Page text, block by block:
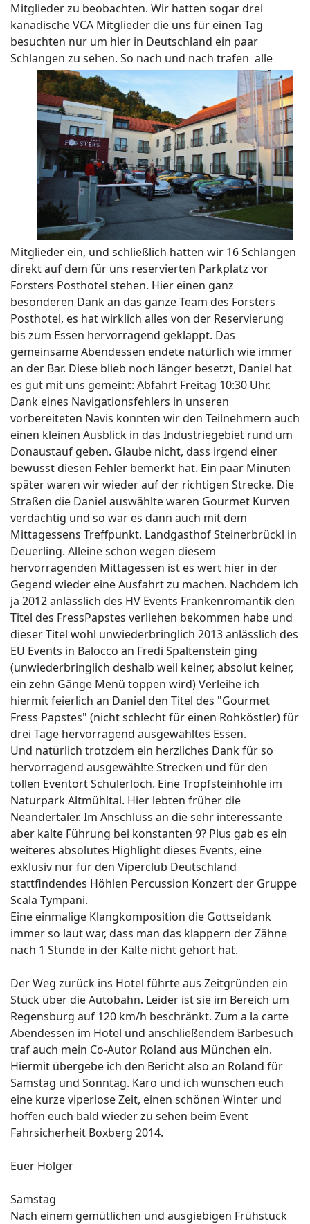
Mitglieder zu beobachten. Wir hatten sogar drei
kanadische VCA Mitglieder die uns für einen Tag
besuchten nur um hier in Deutschland ein paar
Schlangen zu sehen. So nach und nach trafen alle
Mitglieder ein, und schließlich hatten wir 16 Schlangen
direkt auf dem für uns reservierten Parkplatz vor
Forsters Posthotel stehen. Hier einen ganz
besonderen Dank an das ganze Team des Forsters
Posthotel, es hat wirklich alles von der Reservierung
bis zum Essen hervorragend geklappt. Das
gemeinsame Abendessen endete natürlich wie immer
an der Bar. Diese blieb noch länger besetzt, Daniel hat
es gut mit uns gemeint: Abfahrt Freitag 10:30 Uhr.
Dank eines Navigationsfehlers in unseren
vorbereiteten Navis konnten wir den Teilnehmern auch
einen kleinen Ausblick in das Industriegebiet rund um
Donaustauf geben. Glaube nicht, dass irgend einer
bewusst diesen Fehler bemerkt hat. Ein paar Minuten
später waren wir wieder auf der richtigen Strecke. Die
Straßen die Daniel auswählte waren Gourmet Kurven
verdächtig und so war es dann auch mit dem
Mittagessens Treffpunkt. Landgasthof Steinerbrückl in
Deuerling. Alleine schon wegen diesem
hervorragenden Mittagessen ist es wert hier in der
Gegend wieder eine Ausfahrt zu machen. Nachdem ich
ja 2012 anlässlich des HV Events Frankenromantik den
Titel des FressPapstes verliehen bekommen habe und
dieser Titel wohl unwiederbringlich 2013 anlässlich des
EU Events in Balocco an Fredi Spaltenstein ging
(unwiederbringlich deshalb weil keiner, absolut keiner,
ein zehn Gänge Menü toppen wird) Verleihe ich
hiermit feierlich an Daniel den Titel des "Gourmet
Fress Papstes" (nicht schlecht für einen Rohköstler) für
drei Tage hervorragend ausgewähltes Essen.
Und natürlich trotzdem ein herzliches Dank für so
hervorragend ausgewählte Strecken und für den
tollen Eventort Schulerloch. Eine Tropfsteinhöhle im
Naturpark Altmühltal. Hier lebten früher die
Neandertaler. Im Anschluss an die sehr interessante
aber kalte Führung bei konstanten 9? Plus gab es ein
weiteres absolutes Highlight dieses Events, eine
exklusiv nur für den Viperclub Deutschland
stattfindendes Höhlen Percussion Konzert der Gruppe
Scala Tympani.
Eine einmalige Klangkomposition die Gottseidank
immer so laut war, dass man das klappern der Zähne
nach 1 Stunde in der Kälte nicht gehört hat.
Der Weg zurück ins Hotel führte aus Zeitgründen ein
Stück über die Autobahn. Leider ist sie im Bereich um
Regensburg auf 120 km/h beschränkt. Zum a la carte
Abendessen im Hotel und anschließendem Barbesuch
traf auch mein Co-Autor Roland aus München ein.
Hiermit übergebe ich den Bericht also an Roland für
Samstag und Sonntag. Karo und ich wünschen euch
eine kurze viperlose Zeit, einen schönen Winter und
hoffen euch bald wieder zu sehen beim Event
Fahrsicherheit Boxberg 2014.
Euer Holger
Samstag
Nach einem gemütlichen und ausgiebigen Frühstück